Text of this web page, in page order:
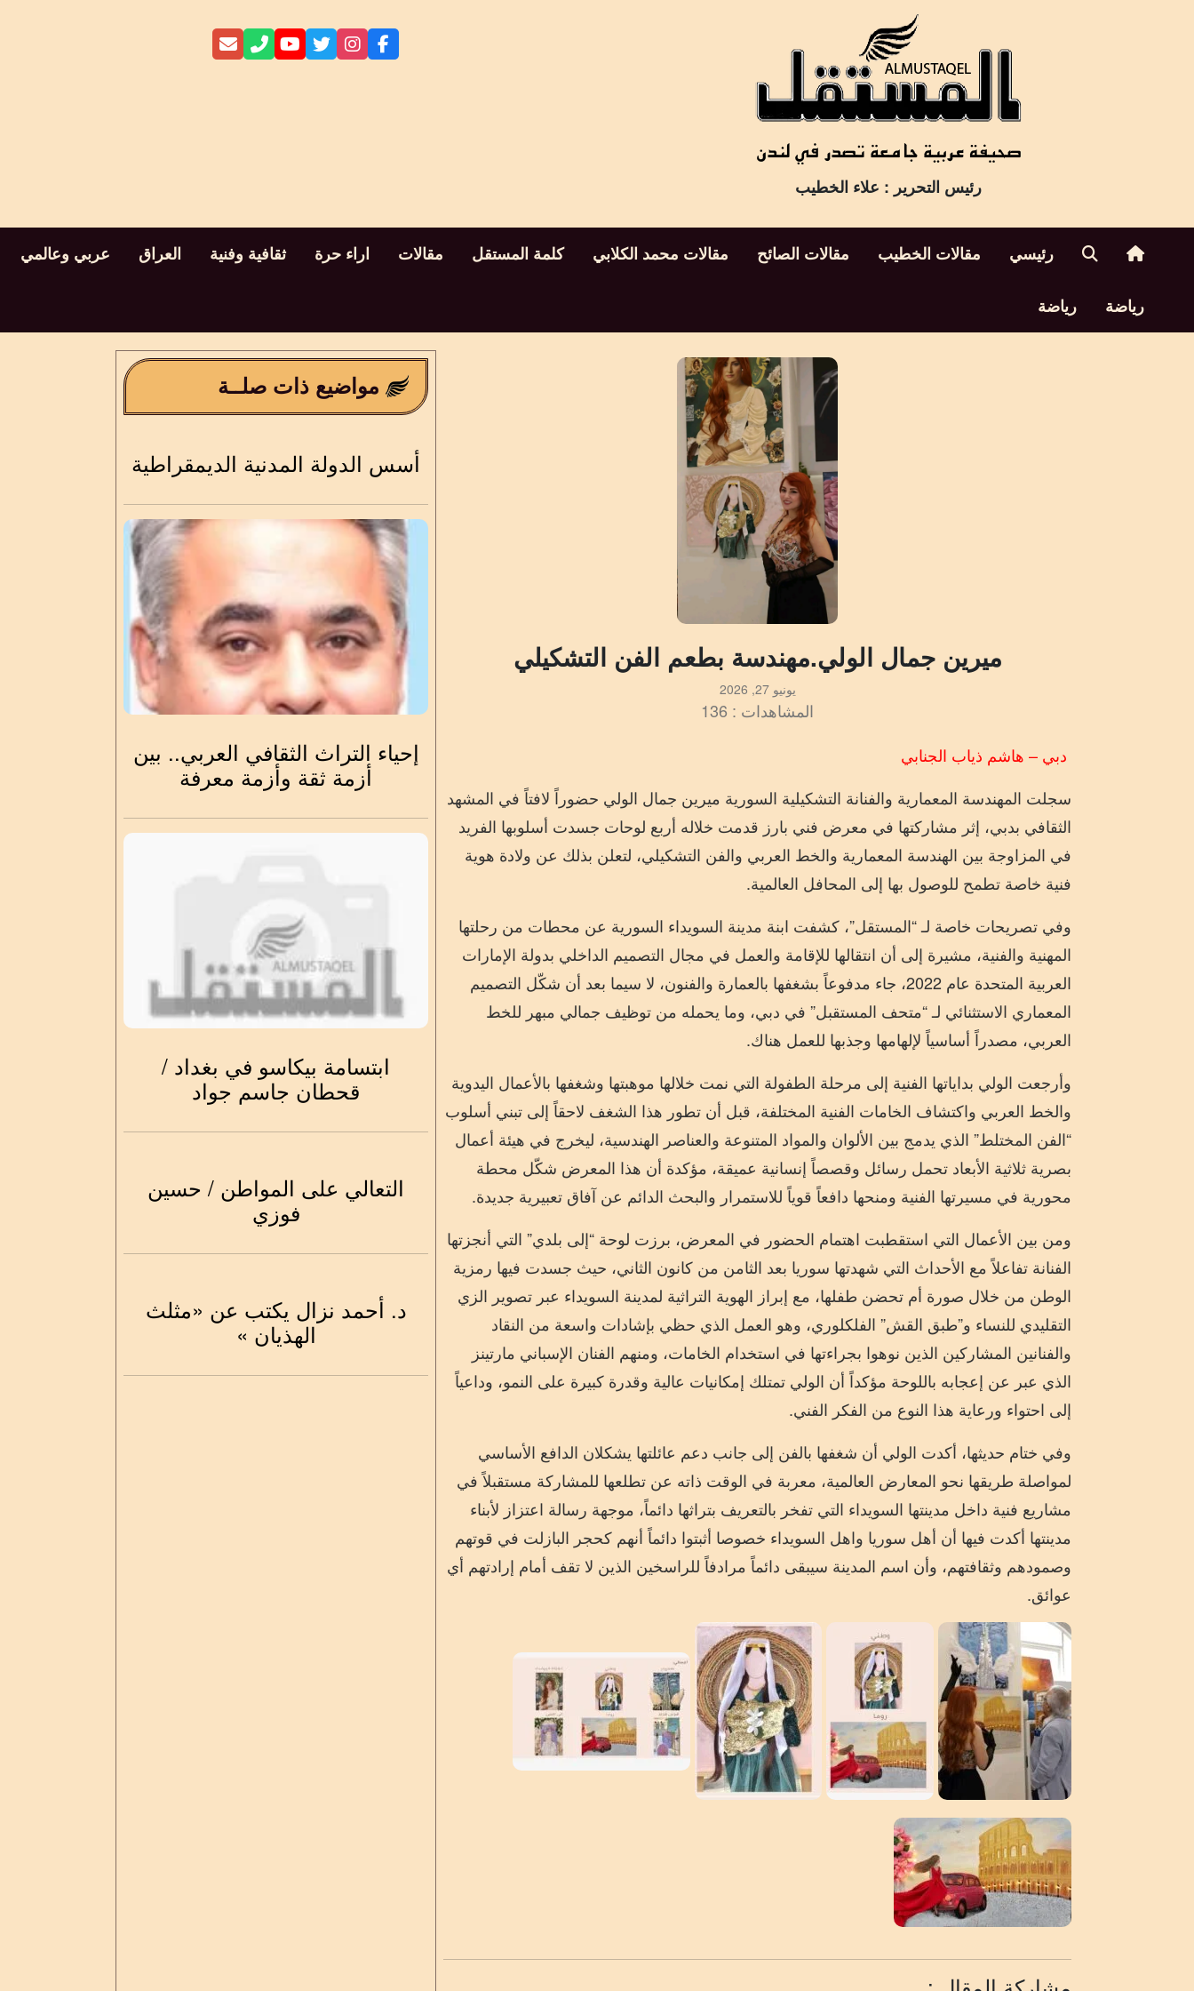
رئيس التحرير : علاء الخطيب
رئيسي مقالات الخطيب مقالات الصائح مقالات محمد الكلابي كلمة المستقل مقالات اراء حرة ثقافية وفنية العراق عربي وعالمي
رياضة رياضة
ميرين جمال الولي.مهندسة بطعم الفن التشكيلي
يونيو 27, 2026
المشاهدات : 136
دبي – هاشم ذياب الجنابي
سجلت المهندسة المعمارية والفنانة التشكيلية السورية ميرين جمال الولي حضوراً لافتاً في المشهد
الثقافي بدبي، إثر مشاركتها في معرض فني بارز قدمت خلاله أربع لوحات جسدت أسلوبها الفريد
في المزاوجة بين الهندسة المعمارية والخط العربي والفن التشكيلي، لتعلن بذلك عن ولادة هوية
فنية خاصة تطمح للوصول بها إلى المحافل العالمية.
وفي تصريحات خاصة لـ “المستقل”، كشفت ابنة مدينة السويداء السورية عن محطات من رحلتها
المهنية والفنية، مشيرة إلى أن انتقالها للإقامة والعمل في مجال التصميم الداخلي بدولة الإمارات
العربية المتحدة عام 2022، جاء مدفوعاً بشغفها بالعمارة والفنون، لا سيما بعد أن شكّل التصميم
المعماري الاستثنائي لـ “متحف المستقبل” في دبي، وما يحمله من توظيف جمالي مبهر للخط
العربي، مصدراً أساسياً لإلهامها وجذبها للعمل هناك.
وأرجعت الولي بداياتها الفنية إلى مرحلة الطفولة التي نمت خلالها موهبتها وشغفها بالأعمال اليدوية
والخط العربي واكتشاف الخامات الفنية المختلفة، قبل أن تطور هذا الشغف لاحقاً إلى تبني أسلوب
“الفن المختلط” الذي يدمج بين الألوان والمواد المتنوعة والعناصر الهندسية، ليخرج في هيئة أعمال
بصرية ثلاثية الأبعاد تحمل رسائل وقصصاً إنسانية عميقة، مؤكدة أن هذا المعرض شكّل محطة
محورية في مسيرتها الفنية ومنحها دافعاً قوياً للاستمرار والبحث الدائم عن آفاق تعبيرية جديدة.
ومن بين الأعمال التي استقطبت اهتمام الحضور في المعرض، برزت لوحة “إلى بلدي” التي أنجزتها
الفنانة تفاعلاً مع الأحداث التي شهدتها سوريا بعد الثامن من كانون الثاني، حيث جسدت فيها رمزية
الوطن من خلال صورة أم تحضن طفلها، مع إبراز الهوية التراثية لمدينة السويداء عبر تصوير الزي
التقليدي للنساء و”طبق القش” الفلكلوري، وهو العمل الذي حظي بإشادات واسعة من النقاد
والفنانين المشاركين الذين نوهوا بجراءتها في استخدام الخامات، ومنهم الفنان الإسباني مارتينز
الذي عبر عن إعجابه باللوحة مؤكداً أن الولي تمتلك إمكانيات عالية وقدرة كبيرة على النمو، وداعياً
إلى احتواء ورعاية هذا النوع من الفكر الفني.
وفي ختام حديثها، أكدت الولي أن شغفها بالفن إلى جانب دعم عائلتها يشكلان الدافع الأساسي
لمواصلة طريقها نحو المعارض العالمية، معربة في الوقت ذاته عن تطلعها للمشاركة مستقبلاً في
مشاريع فنية داخل مدينتها السويداء التي تفخر بالتعريف بتراثها دائماً، موجهة رسالة اعتزاز لأبناء
مدينتها أكدت فيها أن أهل سوريا واهل السويداء خصوصا أثبتوا دائماً أنهم كحجر البازلت في قوتهم
وصمودهم وثقافتهم، وأن اسم المدينة سيبقى دائماً مرادفاً للراسخين الذين لا تقف أمام إرادتهم أي
عوائق.
مواضيع ذات صلــة
أسس الدولة المدنية الديمقراطية
إحياء التراث الثقافي العربي.. بين
أزمة ثقة وأزمة معرفة
ابتسامة بيكاسو في بغداد /
قحطان جاسم جواد
التعالي على المواطن / حسين
فوزي
د. أحمد نزال يكتب عن «مثلث
الهذيان »